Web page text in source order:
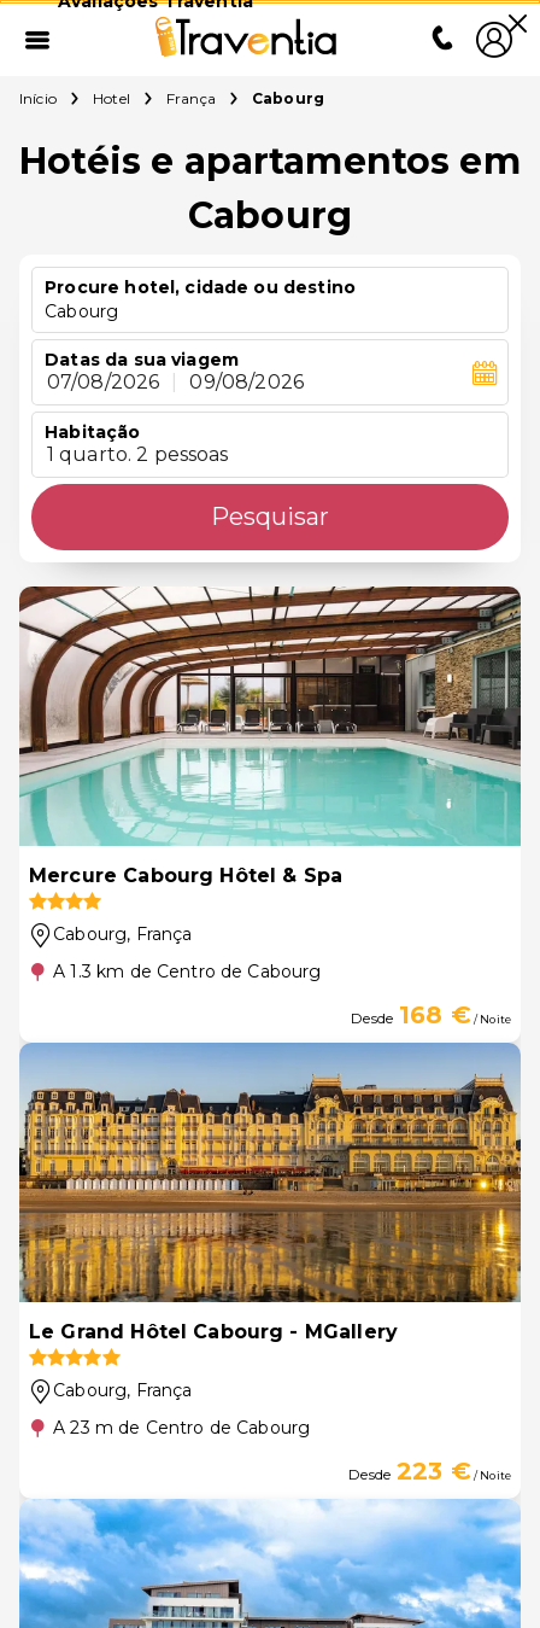
Início Hotel França Cabourg
Hotéis e apartamentos em
Cabourg
Procure hotel, cidade ou destino
Cabourg
Datas da sua viagem
07/08/2026 09/08/2026
Habitação
1 quarto. 2 pessoas
Pesquisar
Mercure Cabourg Hôtel & Spa
Cabourg, França
A 1.3 km de Centro de Cabourg
Desde 168 €/ Noite
Le Grand Hôtel Cabourg - MGallery
Cabourg, França
A 23 m de Centro de Cabourg
Desde 223 €/ Noite